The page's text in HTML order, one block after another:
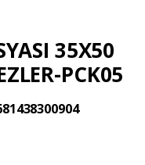
35X50
PCK05